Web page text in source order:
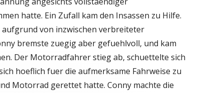
hatte. Ein Zufall kam den Insassen zu Hilfe.
von inzwischen verbreiteter
bremste zuegig aber gefuehlvoll, und kam
Der Motorradfahrer stieg ab, schuettelte sich
hoeflich fuer die aufmerksame Fahrweise zu
Motorrad gerettet hatte. Conny machte die